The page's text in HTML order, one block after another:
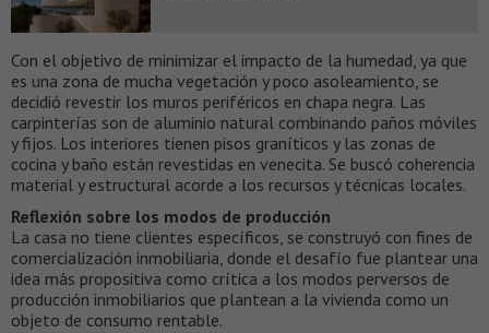
Con el objetivo de minimizar el impacto de la humedad, ya que
es una zona de mucha vegetación y poco asoleamiento, se
decidió revestir los muros periféricos en chapa negra. Las
carpinterías son de aluminio natural combinando paños móviles
y fijos. Los interiores tienen pisos graníticos y las zonas de
cocina y baño están revestidas en venecita. Se buscó coherencia
material y estructural acorde a los recursos y técnicas locales.
Reflexión sobre los modos de producción
La casa no tiene clientes específicos, se construyó con fines de
comercialización inmobiliaria, donde el desafío fue plantear una
idea más propositiva como crítica a los modos perversos de
producción inmobiliarios que plantean a la vivienda como un
objeto de consumo rentable.